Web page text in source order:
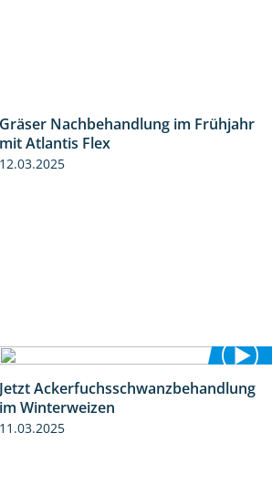
Gräser Nachbehandlung im Frühjahr
mit Atlantis Flex
1:10
Jetzt Ackerfuchsschwanzbehandlung
im Winterweizen
11.03.2025